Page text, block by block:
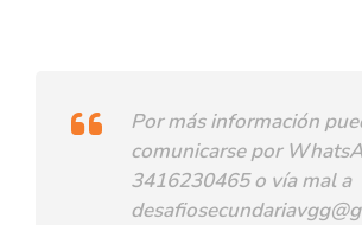
Por más información
comunicarse por
3416230465 o vía mal a